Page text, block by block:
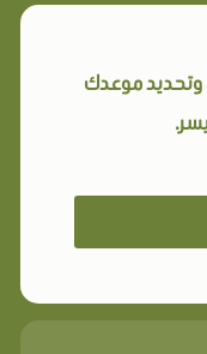
وتحديد موعدك